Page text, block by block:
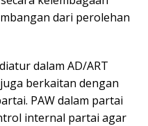
dari perolehan
dalam AD/ART
berkaitan dengan
PAW dalam partai
internal partai agar